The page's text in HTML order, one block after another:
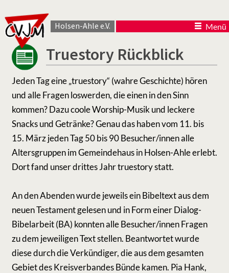
Holsen-Ahle e.V. Menü
Truestory Rückblick
Jeden Tag eine „truestory“ (wahre Geschichte) hören
und alle Fragen loswerden, die einen in den Sinn
kommen? Dazu coole Worship-Musik und leckere
Snacks und Getränke? Genau das haben vom 11. bis
15. März jeden Tag 50 bis 90 Besucher/innen alle
Altersgruppen im Gemeindehaus in Holsen-Ahle erlebt.
Dort fand unser drittes Jahr truestory statt.
An den Abenden wurde jeweils ein Bibeltext aus dem
neuen Testament gelesen und in Form einer Dialog-
Bibelarbeit (BA) konnten alle Besucher/innen Fragen
zu dem jeweiligen Text stellen. Beantwortet wurde
diese durch die Verkündiger, die aus dem gesamten
Gebiet des Kreisverbandes Bünde kamen. Pia Hank,